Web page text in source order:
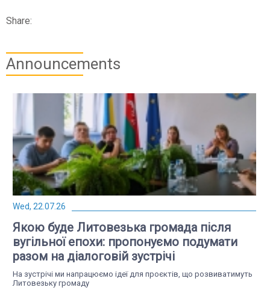
Share:
Announcements
Wed, 22.07.26
Якою буде Литовезька громада після
вугільної епохи: пропонуємо подумати
разом на діалоговій зустрічі
На зустрічі ми напрацюємо ідеї для проєктів, що розвиватимуть
Литовезьку громаду